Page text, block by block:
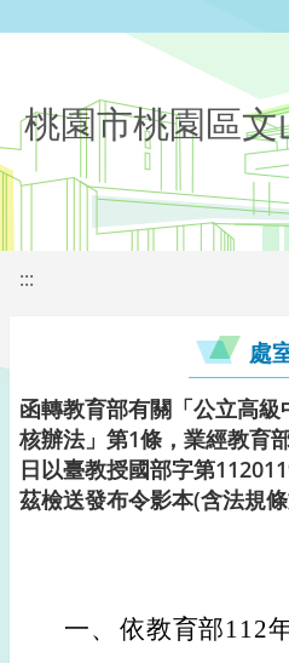
桃園市桃園區
:::
處
函轉教育部有關「公立高
核辦法」第1條，業經教育
日以臺教授國部字第
茲檢送發布令影本(含法規條
一、 依教育部112